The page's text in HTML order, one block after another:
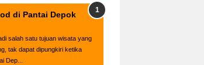
di Pantai Depok
salah satu tujuan wisata yang
tak dapat dipungkiri ketika
Dep...